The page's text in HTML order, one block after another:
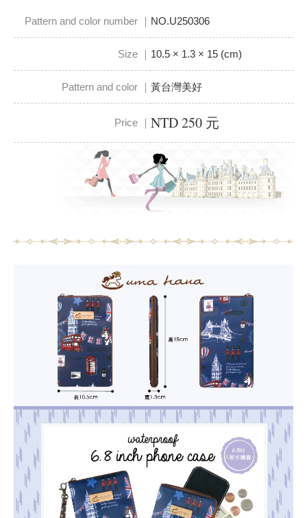
Pattern and color number ｜ NO.U250306
Size ｜ 10.5 × 1.3 × 15 (cm)
Pattern and color ｜ 黃台灣美好
Price ｜ NTD 250 元